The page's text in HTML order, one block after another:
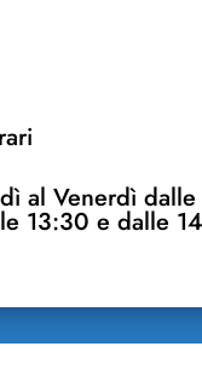
al Venerdì
13:30 e dalle